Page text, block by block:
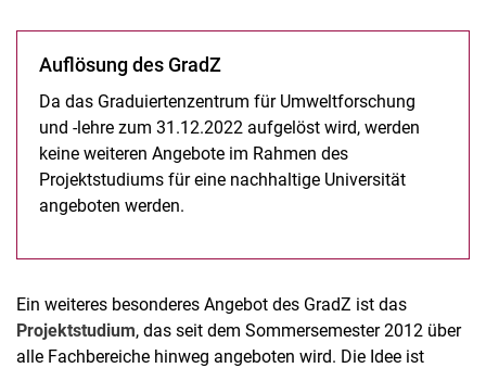
Auflösung des GradZ
Da das Graduiertenzentrum für Umweltforschung
und -lehre zum 31.12.2022 aufgelöst wird, werden
keine weiteren Angebote im Rahmen des
Projektstudiums für eine nachhaltige Universität
angeboten werden.
Ein weiteres besonderes Angebot des GradZ ist das
Projektstudium, das seit dem Sommersemester 2012 über
alle Fachbereiche hinweg angeboten wird. Die Idee ist